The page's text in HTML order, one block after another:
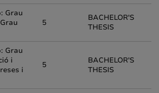
Grau
5
BACHELOR'S
THESIS
Grau
i
i
5
BACHELOR'S
THESIS